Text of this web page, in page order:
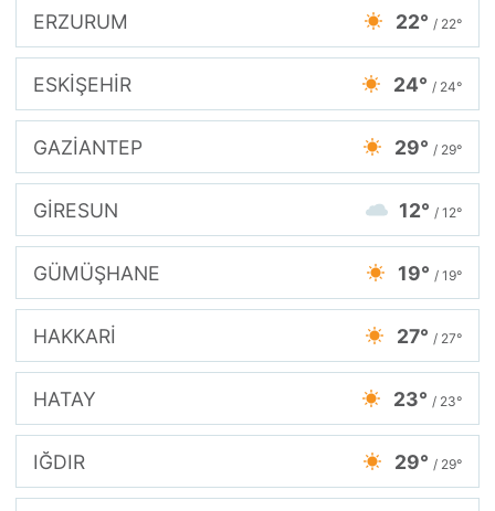
ERZURUM 22° / 22°
ESKİŞEHİR 24° / 24°
GAZİANTEP 29° / 29°
GİRESUN 12° / 12°
GÜMÜŞHANE 19° / 19°
HAKKARİ 27° / 27°
HATAY 23° / 23°
IĞDIR 29° / 29°